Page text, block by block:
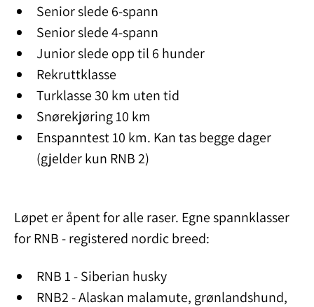
Senior slede 6-spann
Senior slede 4-spann
Junior slede opp til 6 hunder
Rekruttklasse
Turklasse 30 km uten tid
Snørekjøring 10 km
Enspanntest 10 km. Kan tas begge dager
(gjelder kun RNB 2)
Løpet er åpent for alle raser. Egne spannklasser
for RNB - registered nordic breed:
RNB 1 - Siberian husky
RNB2 - Alaskan malamute, grønlandshund,